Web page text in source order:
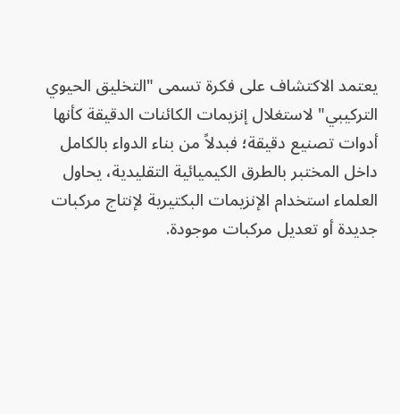
يعتمد الاكتشاف على فكرة تسمى "التخليق الحيوي
التركيبي" لاستغلال إنزيمات الكائنات الدقيقة كأنها
أدوات تصنيع دقيقة؛ فبدلاً من بناء الدواء بالكامل
داخل المختبر بالطرق الكيميائية التقليدية، يحاول
العلماء استخدام الإنزيمات البكتيرية لإنتاج مركبات
جديدة أو تعديل مركبات موجودة.